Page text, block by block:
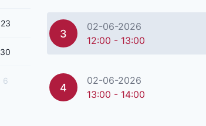
23
30
6
3
02-06-2026
12:00 - 13:00
4
02-06-2026
13:00 - 14:00